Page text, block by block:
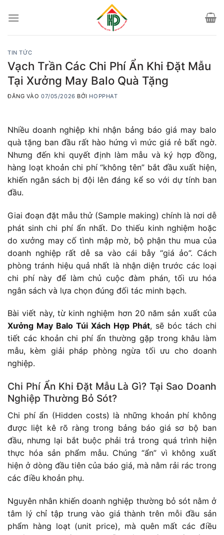
qua
TIN TỨC
Vạch Trần Các Chi Phí Ẩn Khi Đặt Mẫu
Tại Xưởng May Balo Quà Tặng
ĐĂNG VÀO07/05/2026 BỞI HOPPHAT
Nhiều doanh nghiệp khi nhận bảng báo giá may balo
quà tặng ban đầu rất hào hứng vì mức giá rẻ bất ngờ.
Nhưng đến khi quyết định làm mẫu và ký hợp đồng,
hàng loạt khoản chi phí “không tên” bắt đầu xuất hiện,
khiến ngân sách bị đội lên đáng kể so với dự tính ban
đầu.
Giai đoạn đặt mẫu thử (Sample making) chính là nơi dễ
phát sinh chi phí ẩn nhất. Do thiếu kinh nghiệm hoặc
do xưởng may cố tình mập mờ, bộ phận thu mua của
doanh nghiệp rất dễ sa vào cái bẫy “giá ảo”. Cách
phòng tránh hiệu quả nhất là nhận diện trước các loại
chi phí này để làm chủ cuộc đàm phán, tối ưu hóa
ngân sách và lựa chọn đúng đối tác minh bạch.
Bài viết này, từ kinh nghiệm hơn 20 năm sản xuất của
Xưởng May Balo Túi Xách Hợp Phát, sẽ bóc tách chi
tiết các khoản chi phí ẩn thường gặp trong khâu làm
mẫu, kèm giải pháp phòng ngừa tối ưu cho doanh
nghiệp.
Chi Phí Ẩn Khi Đặt Mẫu Là Gì? Tại Sao Doanh
Nghiệp Thường Bỏ Sót?
Chi phí ẩn (Hidden costs) là những khoản phí không
được liệt kê rõ ràng trong bảng báo giá sơ bộ ban
đầu, nhưng lại bắt buộc phải trả trong quá trình hiện
thực hóa sản phẩm mẫu. Chúng “ẩn” vì không xuất
hiện ở dòng đầu tiên của báo giá, mà nằm rải rác trong
các điều khoản phụ.
Nguyên nhân khiến doanh nghiệp thường bỏ sót nằm ở
tâm lý chỉ tập trung vào giá thành trên mỗi đầu sản
phẩm hàng loạt (unit price), mà quên mất các điều